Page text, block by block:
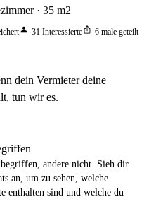
35 m2
person 31 Interessierteios_share 6 male geteilt
dein Vermieter deine
tun wir es.
andere nicht. Sieh dir
an, um zu sehen, welche
enthalten sind und welche du